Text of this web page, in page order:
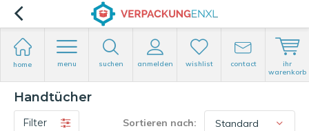
home menu suchen anmelden wishlist contact
ihr
warenkorb
Handtücher
Filter Sortieren nach: